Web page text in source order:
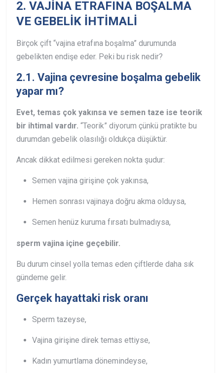
2. VAJİNA ETRAFINA BOŞALMA
VE GEBELİK İHTİMALİ
Birçok çift “vajina etrafına boşalma” durumunda
gebelikten endişe eder. Peki bu risk nedir?
2.1. Vajina çevresine boşalma gebelik
yapar mı?
Evet, temas çok yakınsa ve semen taze ise teorik
bir ihtimal vardır. “Teorik” diyorum çünkü pratikte bu
durumdan gebelik olasılığı oldukça düşüktür.
Ancak dikkat edilmesi gereken nokta şudur:
Semen vajina girişine çok yakınsa,
Hemen sonrası vajinaya doğru akma olduysa,
Semen henüz kuruma fırsatı bulmadıysa,
sperm vajina içine geçebilir.
Bu durum cinsel yolla temas eden çiftlerde daha sık
gündeme gelir.
Gerçek hayattaki risk oranı
Sperm tazeyse,
Vajina girişine direk temas ettiyse,
Kadın yumurtlama dönemindeyse,